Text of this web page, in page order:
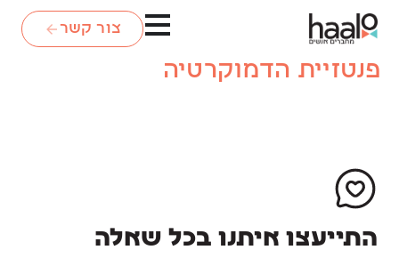
צור קשר
פנטזיית הדמוקרטיה
התייעצו איתנו בכל שאלה